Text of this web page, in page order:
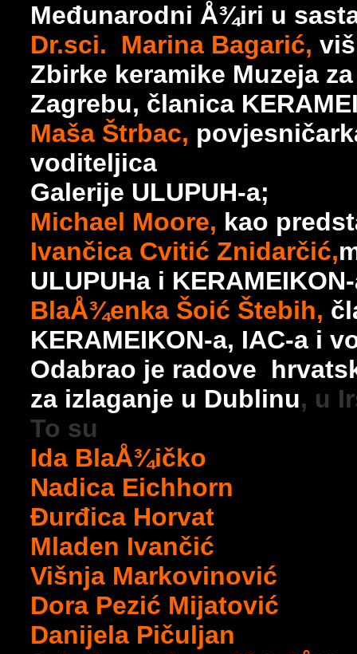
Međunarodni Å¾iri u
Dr.sci. Marina Bagarić,
Zbirke keramike Muzeja
Zagrebu, članica
Maša Štrbac,
voditeljica
Galerije ULUPUH-a;
Michael Moore, kao
Ivančica Cvitić Znidarčić,
ULUPUHa i
BlaÅ¾enka Šoić Štebih,
KERAMEIKON-a, IAC-a i
Odabrao je radove
za izlaganje u Dublinu, u
To su
Ida BlaÅ¾ičko
Nadica Eichhorn
Đurđica Horvat
Mladen Ivančić
Višnja Markovinović
Dora Pezić Mijatović
Danijela Pičuljan